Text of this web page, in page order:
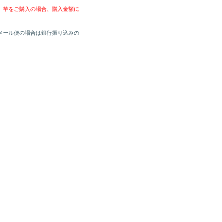
竿をご購入の場合、購入金額に
ール便の場合は銀行振り込みの